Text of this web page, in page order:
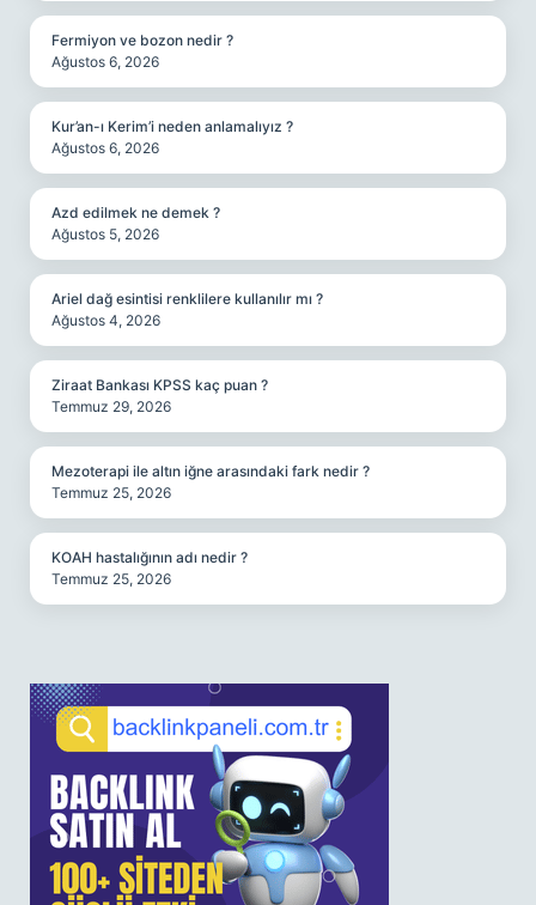
Fermiyon ve bozon nedir ?
Ağustos 6, 2026
Kur’an-ı Kerim’i neden anlamalıyız ?
Ağustos 6, 2026
Azd edilmek ne demek ?
Ağustos 5, 2026
Ariel dağ esintisi renklilere kullanılır mı ?
Ağustos 4, 2026
Ziraat Bankası KPSS kaç puan ?
Temmuz 29, 2026
Mezoterapi ile altın iğne arasındaki fark nedir ?
Temmuz 25, 2026
KOAH hastalığının adı nedir ?
Temmuz 25, 2026